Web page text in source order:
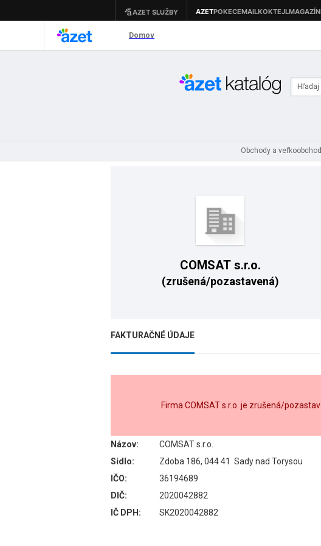
Obchody a veľkoobchod
COMSAT s.r.o.
(zrušená/pozastavená)
FAKTURAČNÉ ÚDAJE
Firma COMSAT s.r.o. je zrušená/
Názov:
COMSAT s.r.o.
Sídlo:
Zdoba 186, 044 41 Sady nad Torysou
IČO:
36194689
DIČ:
2020042882
IČ DPH:
SK2020042882